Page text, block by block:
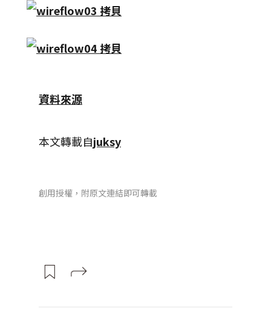
資料來源
本文轉載自juksy
創用授權，附原文連結即可轉載